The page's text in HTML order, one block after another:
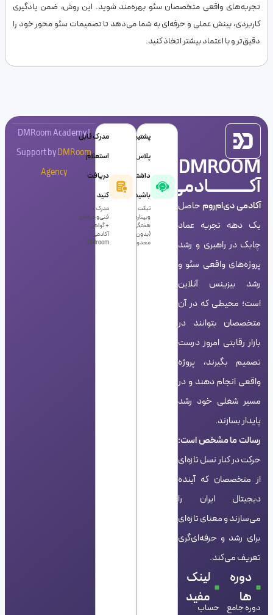
تجربه‌های واقعی متخصصان سئو بهره‌مند شوید. این روش، ضمن یادگیری
کاربردی، بینش عملی و حرفه‌ای به شما می‌دهد تا تصمیمات سئو محور خود را
دقیق‌تر و با اعتماد بیشتر اتخاذ کنید.
DMROOM
آکـــــــــــادمی
آکادمی دی‌ام‌رومحاصل
یک دهه تجربه عماد
چابک در راهبری و رشد
پروژه‌های واقعی سئو و
رشد بیزینس آنلاین
است؛ محیطی که در آن
متخصصان بتوانند در
بازار رقابتی امروز درست
تصمیم بگیرند، پروژه
واقعی انجام دهند و در
مسیر شغلی خود رشد
پایدار بسازند.
رسالت ما مشخص است:
حرکت در کنار نسل تازه‌ای
از متخصصان که آینده
دیجیتال ایران را
می‌سازند و معنای تازه‌ای
برای رشد و حرفه‌ای‌گری
تعریف می‌کند.
دوره
ها
دوره جامع
لینک
مفید
حساب
پشتیبانی
پلاس
داشته
باشید!
تیکت +
وبینارهای
هفتگی
(بدون
محدودیت)
مدرک قابل
استعلام
دریافت
کنید
مدرک
فنی‌و‌حرفه‌ای
+ گواهی
آکادمی
DMroom
DMRoom Academy |
Support byDMRoom
Agency